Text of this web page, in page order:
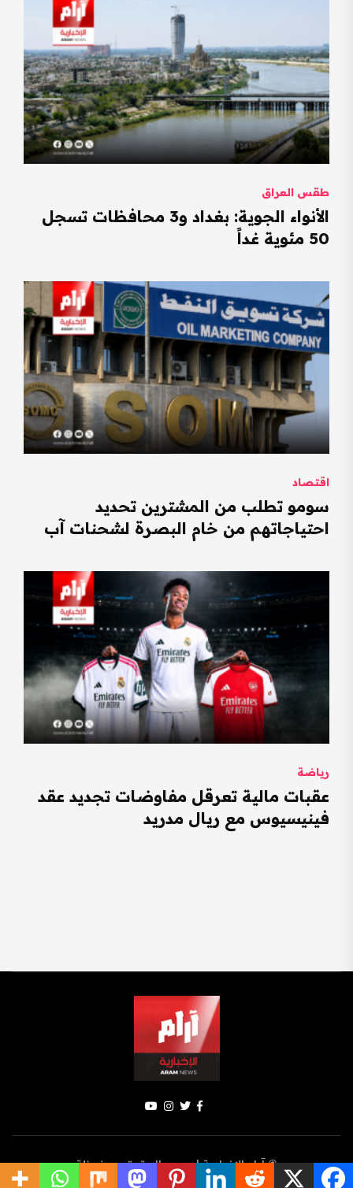
طقس العراق
الأنواء الجوية: بغداد و3 محافظات تسجل
50 مئوية غداً
اقتصاد
سومو تطلب من المشترين تحديد
احتياجاتهم من خام البصرة لشحنات آب
رياضة
عقبات مالية تعرقل مفاوضات تجديد عقد
فينيسيوس مع ريال مدريد
© آرام الإخبارية | جميع الحقوق محفوظة